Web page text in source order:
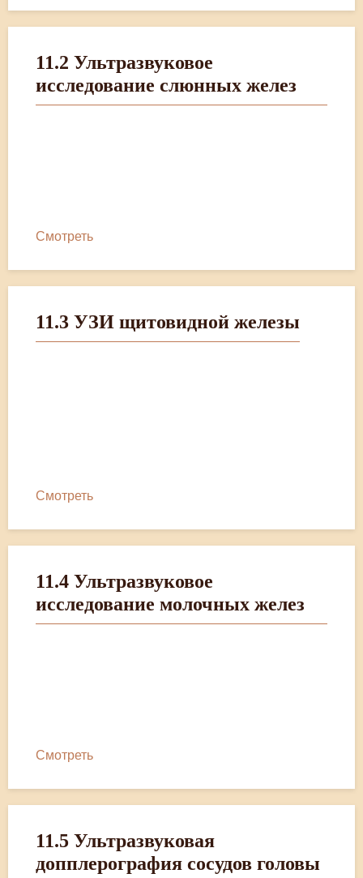
11.2 Ультразвуковое
исследование слюнных желез
Смотреть
11.3 УЗИ щитовидной железы
Смотреть
11.4 Ультразвуковое
исследование молочных желез
Смотреть
11.5 Ультразвуковая
допплерография сосудов головы